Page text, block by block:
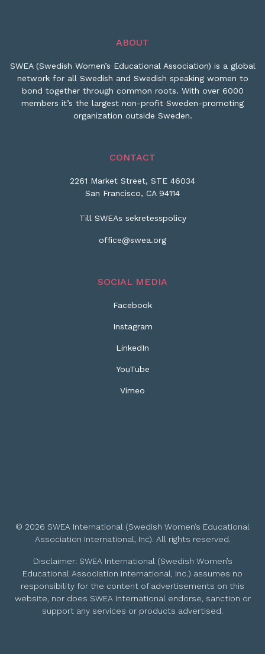
ABOUT
SWEA (Swedish Women’s Educational Association) is a global
network for all Swedish and Swedish speaking women to
bond together through common roots. With over 6000
members it’s the largest non-profit Sweden-promoting
organization outside Sweden.
CONTACT
2261 Market Street, STE 46034
San Francisco, CA 94114
Till SWEAs sekretesspolicy
office@swea.org
SOCIAL MEDIA
Facebook
Instagram
LinkedIn
YouTube
Vimeo
© 2026 SWEA International (Swedish Women’s Educational
Association International, Inc). All rights reserved.
Disclaimer: SWEA International (Swedish Women’s
Educational Association International, Inc.) assumes no
responsibility for the content of advertisements on this
website, nor does SWEA International endorse, sanction or
support any services or products advertised.